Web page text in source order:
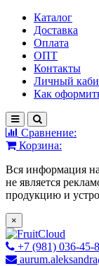
Каталог
Доставка
Оплата
ОПТ
Контакты
Личный
Как
Сравнение:
Корзина:
Вся информация
не является
продукцию и
×
+7 (981) 036-45-